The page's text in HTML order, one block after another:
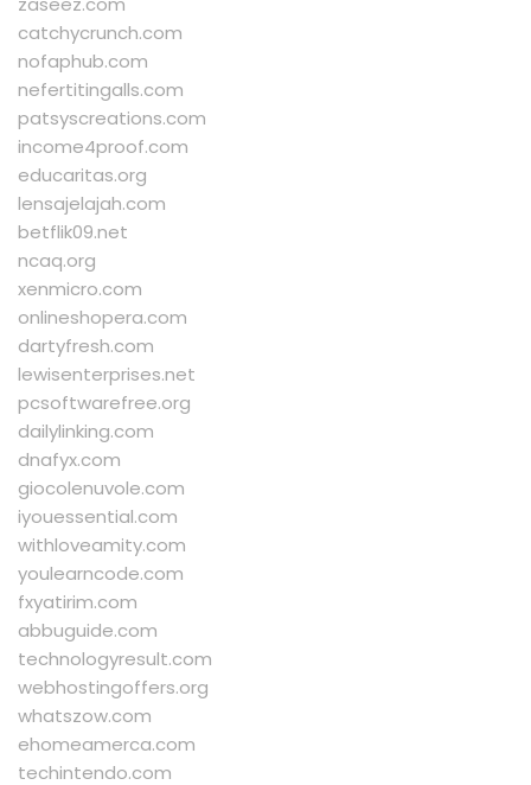
catchycrunch.com
nofaphub.com
nefertitingalls.com
patsyscreations.com
income4proof.com
educaritas.org
lensajelajah.com
betflik09.net
ncaq.org
xenmicro.com
onlineshopera.com
dartyfresh.com
lewisenterprises.net
pcsoftwarefree.org
dailylinking.com
dnafyx.com
giocolenuvole.com
iyouessential.com
withloveamity.com
youlearncode.com
fxyatirim.com
abbuguide.com
technologyresult.com
webhostingoffers.org
whatszow.com
ehomeamerca.com
techintendo.com